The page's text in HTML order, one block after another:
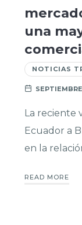
una
NOTICIAS
La reciente
Ecuador a
en la
READ MORE